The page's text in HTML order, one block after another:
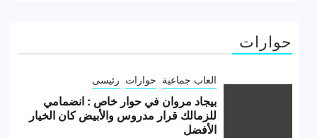
حوارات
العاب جماعية حوارات رئيسى
بيجاد مروان في حوار خاص : انضمامي
للزمالك قرار مدروس والأبيض كان الخيار
الأفضل